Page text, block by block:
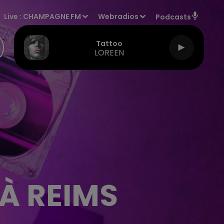
Live : CHAMPAGNE FM Webradios Podcasts
Tattoo
LOREEN
REIMS